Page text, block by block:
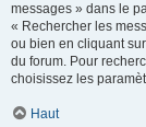
messages » dans le
« Rechercher les
ou bien en cliquant
du forum. Pour
choisissez les
Haut